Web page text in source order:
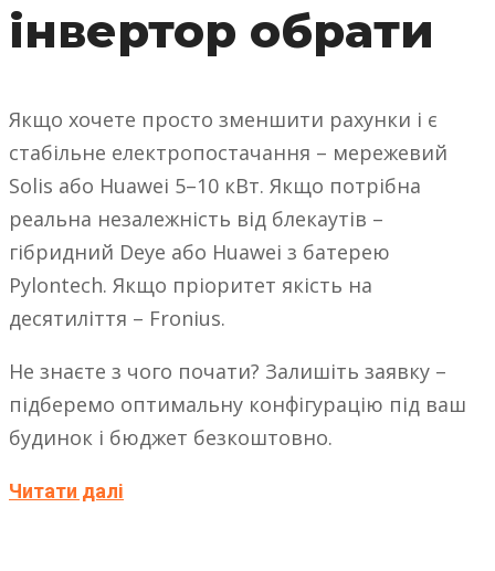
інвертор обрати
Якщо хочете просто зменшити рахунки і є
стабільне електропостачання – мережевий
Solis або Huawei 5–10 кВт. Якщо потрібна
реальна незалежність від блекаутів –
гібридний Deye або Huawei з батерею
Pylontech. Якщо пріоритет якість на
десятиліття – Fronius.
Не знаєте з чого почати? Залишіть заявку –
підберемо оптимальну конфігурацію під ваш
будинок і бюджет безкоштовно.
Читати далі